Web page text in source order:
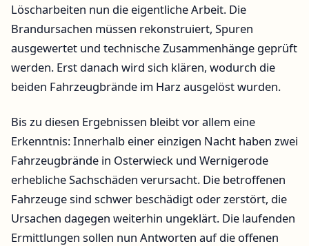
Löscharbeiten nun die eigentliche Arbeit. Die
Brandursachen müssen rekonstruiert, Spuren
ausgewertet und technische Zusammenhänge geprüft
werden. Erst danach wird sich klären, wodurch die
beiden Fahrzeugbrände im Harz ausgelöst wurden.
Bis zu diesen Ergebnissen bleibt vor allem eine
Erkenntnis: Innerhalb einer einzigen Nacht haben zwei
Fahrzeugbrände in Osterwieck und Wernigerode
erhebliche Sachschäden verursacht. Die betroffenen
Fahrzeuge sind schwer beschädigt oder zerstört, die
Ursachen dagegen weiterhin ungeklärt. Die laufenden
Ermittlungen sollen nun Antworten auf die offenen